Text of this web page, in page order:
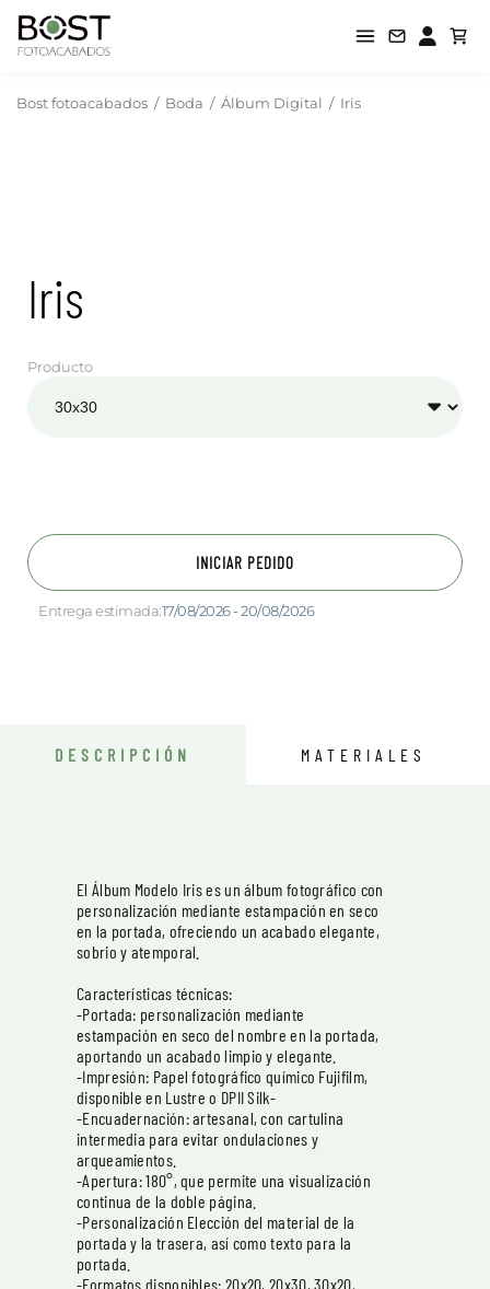
Bost fotoacabados / Boda / Álbum Digital / Iris
Iris
Producto
INICIAR PEDIDO
Entrega estimada:17/08/2026 - 20/08/2026
DESCRIPCIÓN MATERIALES
El Álbum Modelo Iris es un álbum fotográfico con
personalización mediante estampación en seco
en la portada, ofreciendo un acabado elegante,
sobrio y atemporal.
Características técnicas:
-Portada: personalización mediante
estampación en seco del nombre en la portada,
aportando un acabado limpio y elegante.
-Impresión: Papel fotográfico químico Fujifilm,
disponible en Lustre o DPII Silk-
-Encuadernación: artesanal, con cartulina
intermedia para evitar ondulaciones y
arqueamientos.
-Apertura: 180°, que permite una visualización
continua de la doble página.
-Personalización Elección del material de la
portada y la trasera, así como texto para la
portada.
-Formatos disponibles: 20x20, 20x30, 30x20,